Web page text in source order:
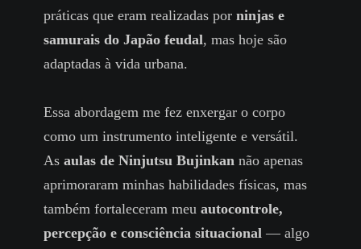
práticas que eram realizadas porninjas e
samurais do Japão feudal, mas hoje são
adaptadas à vida urbana.
Essa abordagem me fez enxergar o corpo
como um instrumento inteligente e versátil.
Asaulas de Ninjutsu Bujinkan não apenas
aprimoraram minhas habilidades físicas, mas
também fortaleceram meuautocontrole,
percepção e consciência situacional — algo